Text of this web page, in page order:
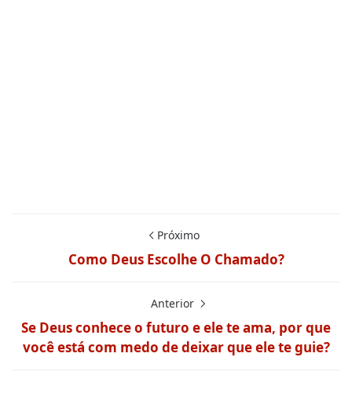
Próximo
Como Deus Escolhe O Chamado?
Anterior
Se Deus conhece o futuro e ele te ama, por que
você está com medo de deixar que ele te guie?